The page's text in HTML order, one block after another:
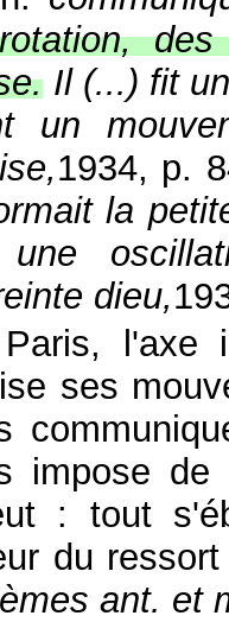
Il (...) fit
un
1934, p.
la
une
dieu,
l'axe
ses
impose
: tout
du
ant. et